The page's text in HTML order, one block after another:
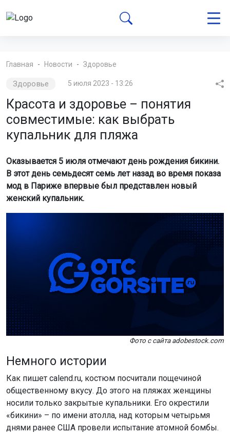
Главная Новости Здоровье
Здоровье 5 июля 2023 - 13:26
Красота и здоровье – понятия
совместимые: как выбрать
купальник для пляжа
Оказывается 5 июля отмечают день рождения бикини.
В этот день семьдесят семь лет назад во время показа
мод в Париже впервые был представлен новый
женский купальник.
Фото с сайта adobestock.com
Немного истории
Как пишет calend.ru, костюм посчитали пощечиной
общественному вкусу. До этого на пляжах женщины
носили только закрытые купальники. Его окрестили
«бикини» – по имени атолла, над которым четырьмя
днями ранее США провели испытание атомной бомбы.